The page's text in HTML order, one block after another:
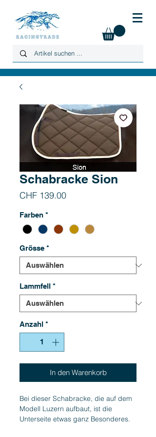
Schabracke Sion
CHF 139.00Preis
Farben *
Grösse *
Lammfell *
Anzahl *
In den Warenkorb
Bei dieser Schabracke, die auf dem
Modell Luzern aufbaut, ist die
Unterseite etwas ganz Besonderes.